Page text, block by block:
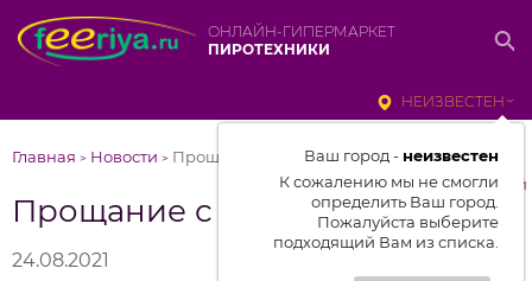
ОНЛАЙН-ГИПЕРМАРКЕТ
ПИРОТЕХНИКИ
НЕИЗВЕСТЕН
Ваш город - неизвестен
К сожалению мы не смогли
определить Ваш город.
Пожалуйста выберите
подходящий Вам из списка.
Главная > Новости > Прощание с летом и скидки!
Прощание с летом и скидки!
к списку новостей
24.08.2021